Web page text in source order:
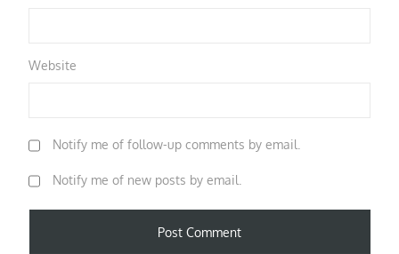
Website
Notify me of follow-up comments by email.
Notify me of new posts by email.